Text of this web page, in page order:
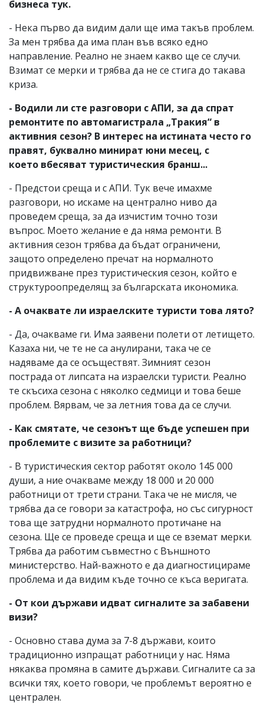
бизнеса тук.
- Нека първо да видим дали ще има такъв проблем.
За мен трябва да има план във всяко едно
направление. Реално не знаем какво ще се случи.
Взимат се мерки и трябва да не се стига до такава
криза.
- Водили ли сте разговори с АПИ, за да спрат
ремонтите по автомагистрала „Тракия“ в
активния сезон? В интерес на истината често го
правят, буквално минират юни месец, с
което вбесяват туристическия бранш...
- Предстои среща и с АПИ. Тук вече имахме
разговори, но искаме на централно ниво да
проведем среща, за да изчистим точно този
въпрос. Моето желание е да няма ремонти. В
активния сезон трябва да бъдат ограничени,
защото определено пречат на нормалното
придвижване през туристическия сезон, който е
структуроопределящ за българската икономика.
- А очаквате ли израелските туристи това лято?
- Да, очакваме ги. Има заявени полети от летището.
Казаха ни, че те не са анулирани, така че се
надяваме да се осъществят. Зимният сезон
пострада от липсата на израелски туристи. Реално
те скъсиха сезона с няколко седмици и това беше
проблем. Вярвам, че за летния това да се случи.
- Как смятате, че сезонът ще бъде успешен при
проблемите с визите за работници?
- В туристическия сектор работят около 145 000
души, а ние очакваме между 18 000 и 20 000
работници от трети страни. Така че не мисля, че
трябва да се говори за катастрофа, но със сигурност
това ще затрудни нормалното протичане на
сезона. Ще се проведе среща и ще се вземат мерки.
Трябва да работим съвместно с Външното
министерство. Най-важното е да диагностицираме
проблема и да видим къде точно се къса веригата.
- От кои държави идват сигналите за забавени
визи?
- Основно става дума за 7-8 държави, които
традиционно изпращат работници у нас. Няма
някаква промяна в самите държави. Сигналите са за
всички тях, което говори, че проблемът вероятно е
централен.